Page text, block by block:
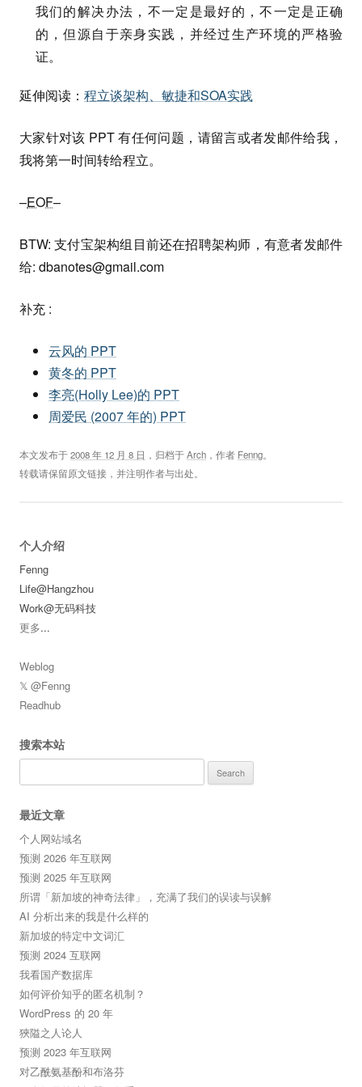
我们的解决办法，不一定是最好的，不一定是正确
的，但源自于亲身实践，并经过生产环境的严格验
证。
延伸阅读： 程立谈架构、敏捷和SOA实践
大家针对该 PPT 有任何问题，请留言或者发邮件给我，
我将第一时间转给程立。
–EOF–
BTW: 支付宝架构组目前还在招聘架构师，有意者发邮件
给: dbanotes@gmail.com
补充 :
云风的 PPT
黄冬的 PPT
李亮(Holly Lee)的 PPT
周爱民 (2007 年的) PPT
本文发布于2008 年 12 月 8 日 ，归档于Arch ，作者 Fenng。
转载请保留原文链接，并注明作者与出处。
个人介绍
Fenng
Life@Hangzhou
Work@无码科技
更多...
Weblog
𝕏 @Fenng
Readhub
搜索本站
for:
最近文章
个人网站域名
预测 2026 年互联网
预测 2025 年互联网
所谓「新加坡的神奇法律」，充满了我们的误读与误解
AI 分析出来的我是什么样的
新加坡的特定中文词汇
预测 2024 互联网
我看国产数据库
如何评价知乎的匿名机制？
WordPress 的 20 年
狹隘之人论人
预测 2023 年互联网
对乙酰氨基酚和布洛芬